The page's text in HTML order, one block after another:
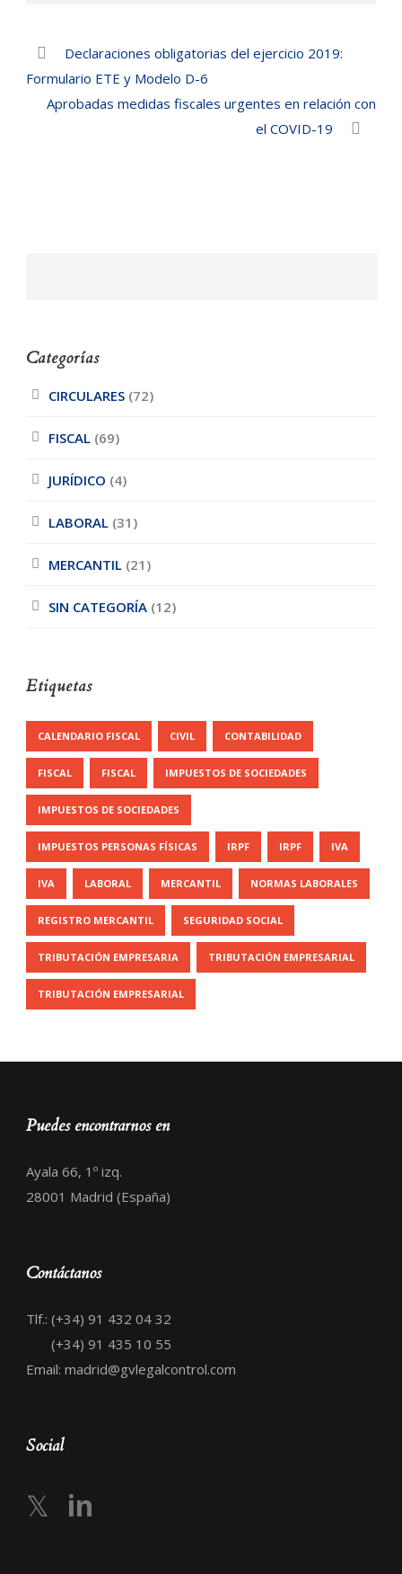
Declaraciones obligatorias del ejercicio 2019:
Formulario ETE y Modelo D-6
Aprobadas medidas fiscales urgentes en relación con
el COVID-19
Categorías
CIRCULARES (72)
FISCAL (69)
JURÍDICO (4)
LABORAL (31)
MERCANTIL (21)
SIN CATEGORÍA (12)
Etiquetas
CALENDARIO FISCAL CIVIL CONTABILIDAD
FISCAL FISCAL IMPUESTOS DE SOCIEDADES
IMPUESTOS DE SOCIEDADES
IMPUESTOS PERSONAS FÍSICAS IRPF IRPF IVA
IVA LABORAL MERCANTIL NORMAS LABORALES
REGISTRO MERCANTIL SEGURIDAD SOCIAL
TRIBUTACIÓN EMPRESARIA TRIBUTACIÓN EMPRESARIAL
TRIBUTACIÓN EMPRESARIAL
Puedes encontrarnos en
Ayala 66, 1º izq.
28001 Madrid (España)
Contáctanos
Tlf.: (+34) 91 432 04 32
(+34) 91 435 10 55
Email: madrid@gvlegalcontrol.com
Social
𝕏 in